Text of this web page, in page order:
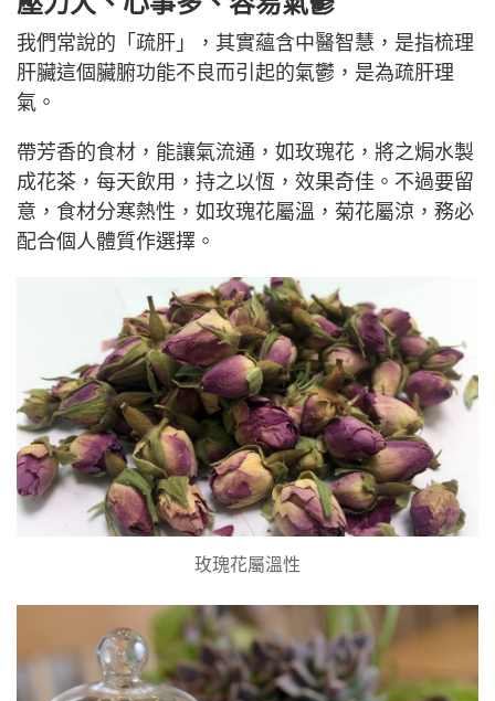
我們常說的「疏肝」，其實蘊含中醫智慧，是指梳理
肝臟這個臟腑功能不良而引起的氣鬱，是為疏肝理
氣。
帶芳香的食材，能讓氣流通，如玫瑰花，將之焗水製
成花茶，每天飲用，持之以恆，效果奇佳。不過要留
意，食材分寒熱性，如玫瑰花屬溫，菊花屬涼，務必
配合個人體質作選擇。
玫瑰花屬溫性